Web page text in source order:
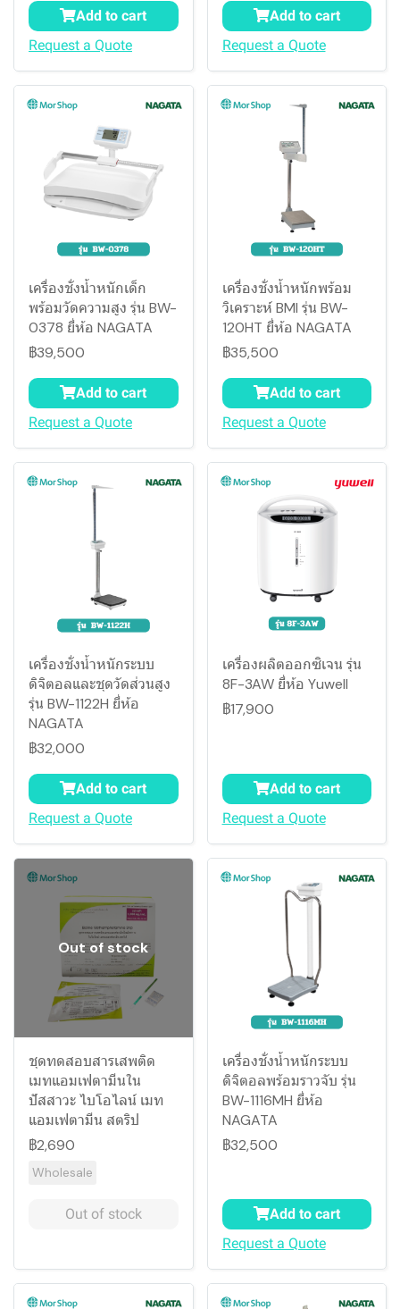
Add to cart
Request a Quote
Add to cart
Request a Quote
เครื่องชั่งน้ำหนักเด็ก
พร้อมวัดความสูง รุ่น BW-
0378 ยี่ห้อ NAGATA
฿39,500
Add to cart
Request a Quote
เครื่องชั่งน้ำหนักพร้อม
วิเคราะห์ BMI รุ่น BW-
120HT ยี่ห้อ NAGATA
฿35,500
Add to cart
Request a Quote
เครื่องชั่งน้ำหนักระบบ
ดิจิตอลและชุดวัดส่วนสูง
รุ่น BW-1122H ยี่ห้อ
NAGATA
฿32,000
Add to cart
Request a Quote
เครื่องผลิตออกซิเจน รุ่น
8F-3AW ยี่ห้อ Yuwell
฿17,900
Add to cart
Request a Quote
Out of stock
ชุดทดสอบสารเสพติด
เมทแอมเฟตามีนใน
ปัสสาวะ ไบโอไลน์ เมท
แอมเฟตามีน สตริป
฿2,690
Wholesale
Out of stock
เครื่องชั่งน้ำหนักระบบ
ดิจิตอลพร้อมราวจับ รุ่น
BW-1116MH ยี่ห้อ
NAGATA
฿32,500
Add to cart
Request a Quote